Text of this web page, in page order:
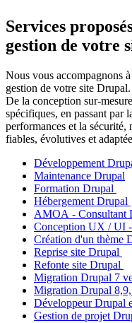
Services
gestion de votre
Nous vous accompagnons
gestion de votre site Drupal.
De la conception sur-
spécifiques, en passant par
performances et la
fiables, évolutives et
Développement
Maintenance Drupal
Formation Drupal
Hébergement Drupal
AMOA - Consultant
Conception UX / UI
Création d'un thème
Reprise site Drupal
Refonte site Drupal
Migration Drupal 7
Migration Drupal
Développeur Drupal
Gestion de projet